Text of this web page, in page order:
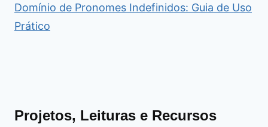
Domínio de Pronomes Indefinidos: Guia de Uso
Prático
Projetos, Leituras e Recursos